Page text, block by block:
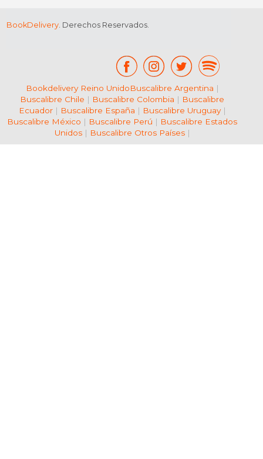
BookDelivery. Derechos Reservados.
Bookdelivery Reino UnidoBuscalibre Argentina |
Buscalibre Chile | Buscalibre Colombia | Buscalibre
Ecuador| Buscalibre España | Buscalibre Uruguay|
Buscalibre México | Buscalibre Perú | Buscalibre Estados
Unidos| Buscalibre Otros Países|